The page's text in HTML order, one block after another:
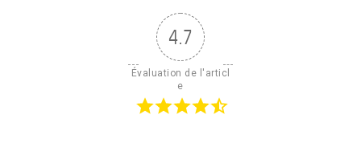
4.7
Évaluation de l'articl
e